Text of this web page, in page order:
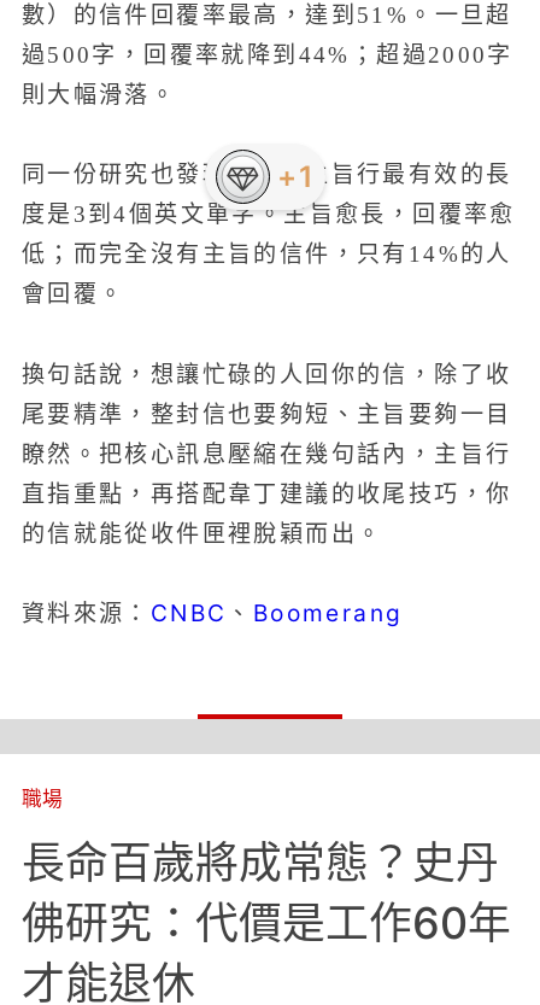
數）的信件回覆率最高，達到51%。一旦超
過500字，回覆率就降到44%；超過2000字
則大幅滑落。
同一份研究也發現，信件主旨行最有效的長
度是3到4個英文單字。主旨愈長，回覆率愈
低；而完全沒有主旨的信件，只有14%的人
會回覆。
換句話說，想讓忙碌的人回你的信，除了收
尾要精準，整封信也要夠短、主旨要夠一目
瞭然。把核心訊息壓縮在幾句話內，主旨行
直指重點，再搭配韋丁建議的收尾技巧，你
的信就能從收件匣裡脫穎而出。
資料來源： CNBC 、 Boomerang
職場
長命百歲將成常態？史丹
佛研究：代價是工作60年
才能退休